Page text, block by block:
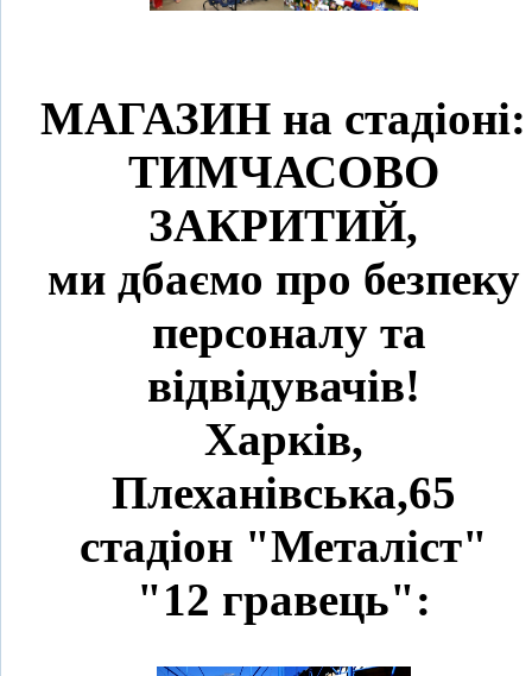
МАГАЗИН на стадіоні:
ТИМЧАСОВО
ЗАКРИТИЙ,
ми дбаємо про безпеку
персоналу та
відвідувачів!
Харків,
Плеханівська,65
стадіон "Металіст"
"12 гравець":